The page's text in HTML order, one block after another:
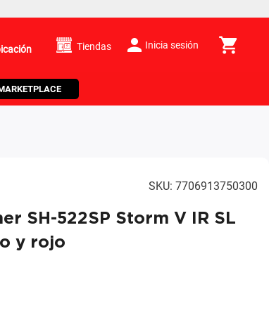
Tiendas Inicia sesión
SKU: 7706913750300
SH-522SP Storm V IR SL
y rojo